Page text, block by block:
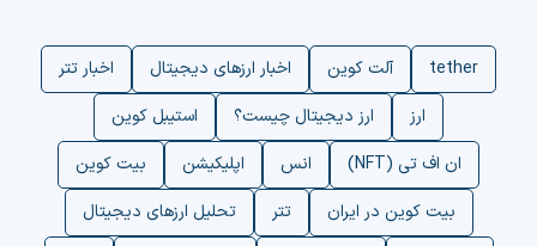
tether آلت کوین اخبار ارزهای دیجیتال
اخبار تتر
ارز
ارز دیجیتال چیست؟
استیبل کوین
ان اف تی (NFT)
انس اپلیکیشن
بیت کوین
بیت کوین در ایران
تتر
تحلیل ارزهای دیجیتال